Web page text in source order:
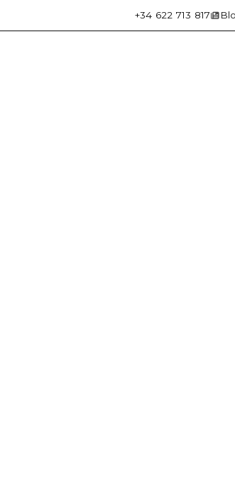
+34 622 713 817